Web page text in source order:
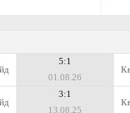
5:1
01.08.26
3:1
13.08.25